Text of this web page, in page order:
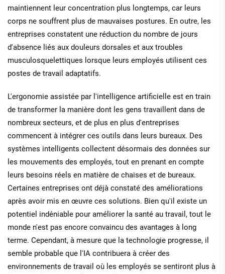
maintiennent leur concentration plus longtemps, car leurs
corps ne souffrent plus de mauvaises postures. En outre, les
entreprises constatent une réduction du nombre de jours
d'absence liés aux douleurs dorsales et aux troubles
musculosquelettiques lorsque leurs employés utilisent ces
postes de travail adaptatifs.
L'ergonomie assistée par l'intelligence artificielle est en train
de transformer la manière dont les gens travaillent dans de
nombreux secteurs, et de plus en plus d'entreprises
commencent à intégrer ces outils dans leurs bureaux. Des
systèmes intelligents collectent désormais des données sur
les mouvements des employés, tout en prenant en compte
leurs besoins réels en matière de chaises et de bureaux.
Certaines entreprises ont déjà constaté des améliorations
après avoir mis en œuvre ces solutions. Bien qu'il existe un
potentiel indéniable pour améliorer la santé au travail, tout le
monde n'est pas encore convaincu des avantages à long
terme. Cependant, à mesure que la technologie progresse, il
semble probable que l'IA contribuera à créer des
environnements de travail où les employés se sentiront plus à